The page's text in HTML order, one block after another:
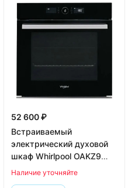
52 600 ₽
Встраиваемый
электрический духовой
шкаф Whirlpool OAKZ9
7921 CS NB
Наличие уточняйте